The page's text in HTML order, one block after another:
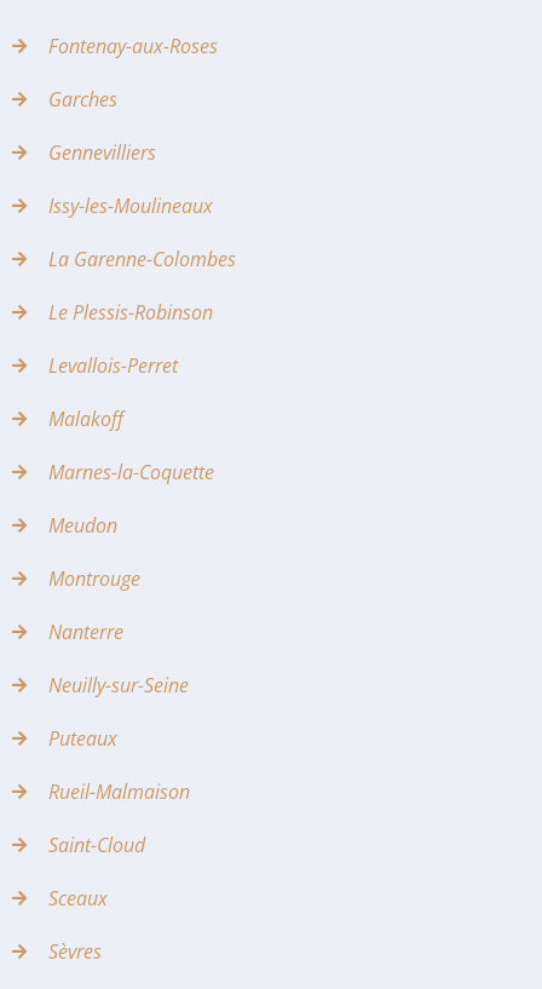
Fontenay-aux-Roses
Garches
Gennevilliers
Issy-les-Moulineaux
La Garenne-Colombes
Le Plessis-Robinson
Levallois-Perret
Malakoff
Marnes-la-Coquette
Meudon
Montrouge
Nanterre
Neuilly-sur-Seine
Puteaux
Rueil-Malmaison
Saint-Cloud
Sceaux
Sèvres